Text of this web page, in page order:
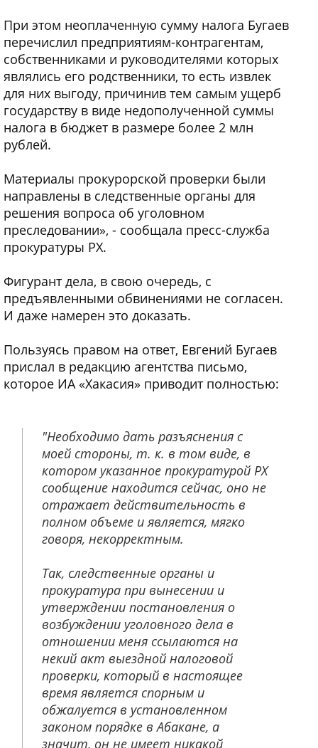
При этом неоплаченную сумму налога Бугаев
перечислил предприятиям-контрагентам,
собственниками и руководителями которых
являлись его родственники, то есть извлек
для них выгоду, причинив тем самым ущерб
государству в виде недополученной суммы
налога в бюджет в размере более 2 млн
рублей.
Материалы прокурорской проверки были
направлены в следственные органы для
решения вопроса об уголовном
преследовании», - сообщала пресс-служба
прокуратуры РХ.
Фигурант дела, в свою очередь, с
предъявленными обвинениями не согласен.
И даже намерен это доказать.
Пользуясь правом на ответ, Евгений Бугаев
прислал в редакцию агентства письмо,
которое ИА «Хакасия» приводит полностью:
"Необходимо дать разъяснения с
моей стороны, т. к. в том виде, в
котором указанное прокуратурой РХ
сообщение находится сейчас, оно не
отражает действительность в
полном объеме и является, мягко
говоря, некорректным.
Так, следственные органы и
прокуратура при вынесении и
утверждении постановления о
возбуждении уголовного дела в
отношении меня ссылаются на
некий акт выездной налоговой
проверки, который в настоящее
время является спорным и
обжалуется в установленном
законом порядке в Абакане, а
значит, он не имеет никакой